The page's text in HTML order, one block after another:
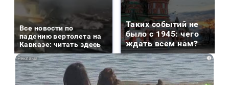
Все новости по
падению вертолета на
Кавказе: читать здесь
Таких событий не
было с 1945: чего
ждать всем нам?
i